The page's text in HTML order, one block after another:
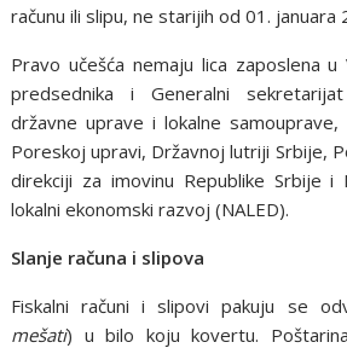
računu ili slipu, ne starijih od 01. januara
Pravo učešća nemaju lica zaposlena
predsednika i Generalni
državne uprave i lokalne
Poreskoj upravi, Državnoj lutriji Srbije,
direkciji za imovinu Republike Srbije i
lokalni ekonomski razvoj (NALED).
Slanje računa i slipova
Fiskalni računi i slipovi pakuju se
mešati) u bilo koju kovertu.